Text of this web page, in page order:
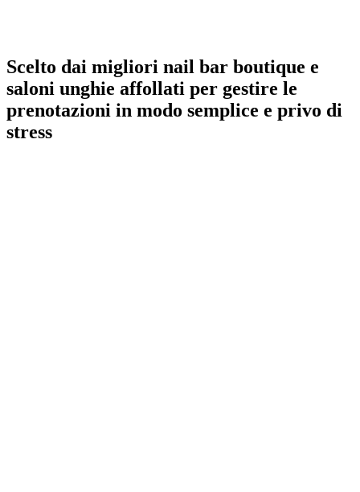
Scelto dai migliori nail bar boutique e
saloni unghie affollati per gestire le
prenotazioni in modo semplice e privo di
stress